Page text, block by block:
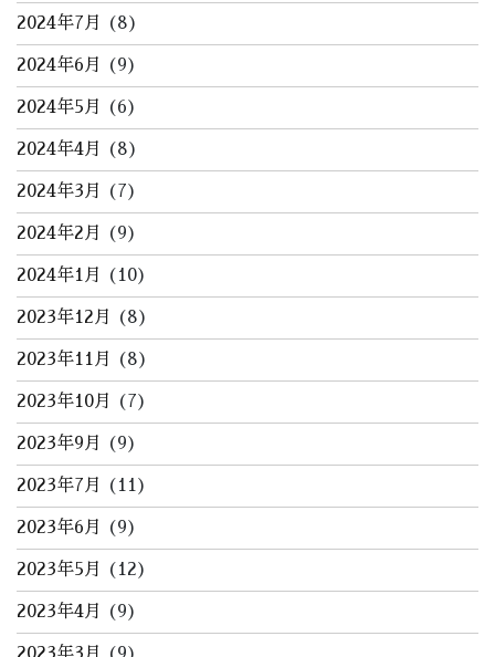
2024年7月 (8)
2024年6月 (9)
2024年5月 (6)
2024年4月 (8)
2024年3月 (7)
2024年2月 (9)
2024年1月 (10)
2023年12月 (8)
2023年11月 (8)
2023年10月 (7)
2023年9月 (9)
2023年7月 (11)
2023年6月 (9)
2023年5月 (12)
2023年4月 (9)